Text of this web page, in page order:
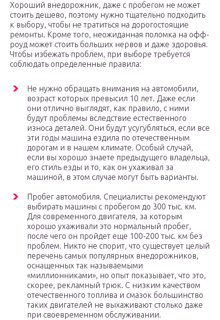
Хороший внедорожник, даже с пробегом не может
стоить дешево, поэтому нужно тщательно подходить
к выбору, чтобы не тратиться на дорогостоящие
ремонты. Кроме того, неожиданная поломка на офф-
роуд может стоить больших нервов и даже здоровья.
Чтобы избежать проблем, при выборе требуется
соблюдать определенные правила:
Не нужно обращать внимания на автомобили,
возраст которых превысил 10 лет. Даже если
они отлично выглядят, как правило, с ними
будут проблемы вследствие естественного
износа деталей. Они будут усугубляться, если все
эти годы машина ездила по отечественным
дорогам и в нашем климате. Особый случай,
если вы хорошо знаете предыдущего владельца,
его стиль езды и то, как он ухаживал за
машиной, в этом случае могут быть варианты.
Пробег автомобиля. Специалисты рекомендуют
выбирать машины с пробегом до 300 тыс. км.
Для современного двигателя, за которым
хорошо ухаживали это нормальный пробег,
после чего он пройдет еще 100-200 тыс. км без
проблем. Никто не спорит, что существует целый
перечень самых популярных внедорожников,
оснащенных так называемыми
«миллионниками», но опыт показывает, что это,
скорее, рекламный трюк. С низким качеством
отечественного топлива и смазок большинство
таких двигателей не выхаживают столько даже
при своевременном обслуживании.